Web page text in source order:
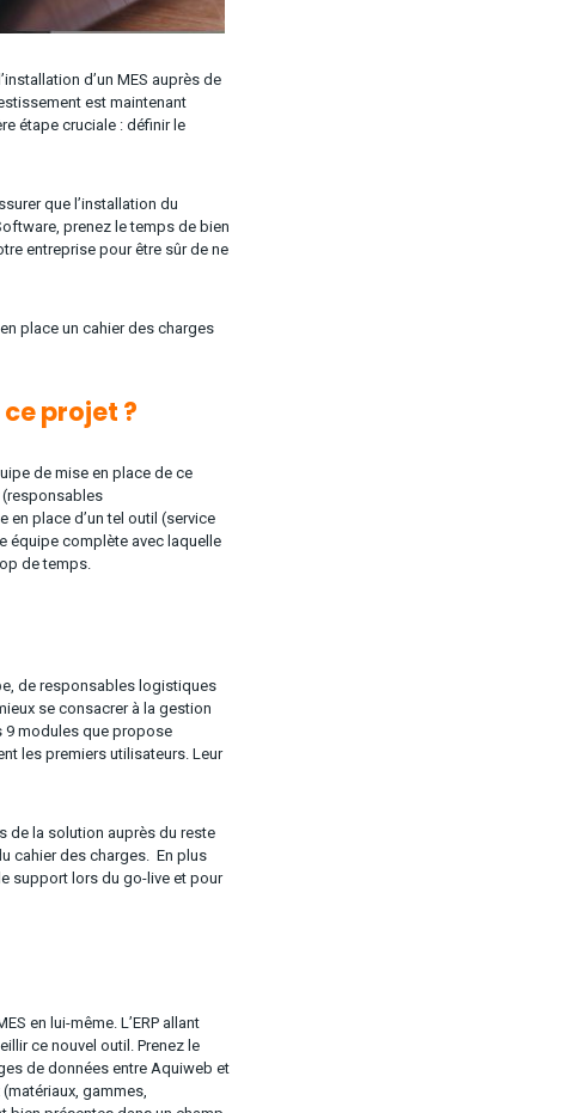
d’un MES auprès de
est maintenant
étape cruciale : définir le
que l’installation du
prenez le temps de bien
entreprise pour être sûr de ne
place un cahier des charges
projet ?
de mise en place de ce
(responsables
place d’un tel outil (service
équipe complète avec laquelle
de temps.
de responsables logistiques
se consacrer à la gestion
9 modules que propose
les premiers utilisateurs. Leur
de la solution auprès du reste
cahier des charges. En plus
support lors du go-live et pour
en lui-même. L’ERP allant
ce nouvel outil. Prenez le
de données entre Aquiweb et
gammes,